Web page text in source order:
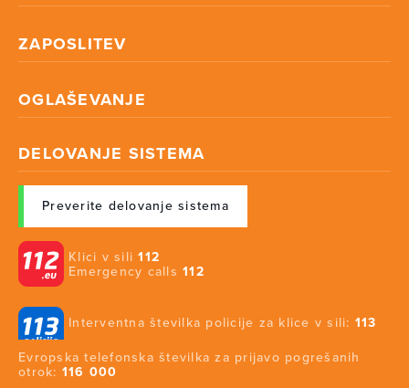
ZAPOSLITEV
OGLAŠEVANJE
DELOVANJE SISTEMA
Preverite delovanje sistema
Klici v sili112
Emergency calls 112
Interventna številka policije za klice v sili: 113
Evropska telefonska številka za prijavo pogrešanih
otrok: 116 000